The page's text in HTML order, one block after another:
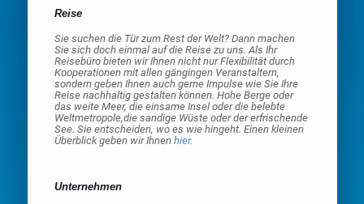
Reise
Sie suchen die Tür zum Rest der Welt? Dann machen
Sie sich doch einmal auf die Reise zu uns. Als Ihr
Reisebüro bieten wir Ihnen nicht nur Flexibilität durch
Kooperationen mit allen gängingen Veranstaltern,
sondern geben Ihnen auch gerne Impulse wie Sie Ihre
Reise nachhaltig gestalten können. Hohe Berge oder
das weite Meer, die einsame Insel oder die belebte
Weltmetropole,die sandige Wüste oder der erfrischende
See. Sie entscheiden, wo es wie hingeht. Einen kleinen
Überblick geben wir Ihnen hier.
Unternehmen